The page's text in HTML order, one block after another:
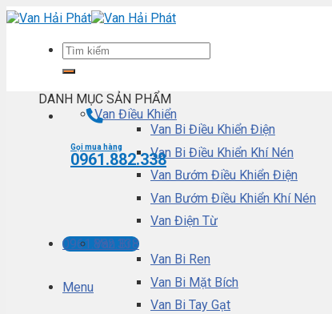
Skip
to
Gọi mua hàng
0961.882.338
0961.882.338
Menu
DANH MỤC SẢN PHẨM
Van Điều Khiển
Van Bi Điều Khiển Điện
Van Bi Điều Khiển Khí Nén
Van Bướm Điều Khiển Điện
Van Bướm Điều Khiển Khí Nén
Van Điện Từ
Van Bi
Van Bi Ren
Van Bi Mặt Bích
Van Bi Tay Gạt